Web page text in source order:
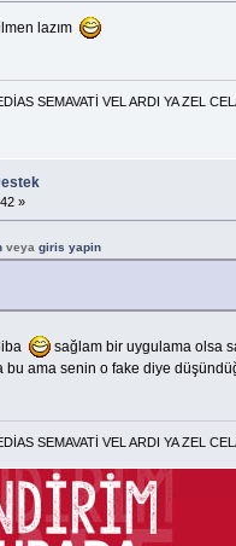
lazım
VEL ARDI YA ZEL CELALİ VEL
»
veya giris yapin
sağlam bir uygulama olsa
ama senin o fake diye
VEL ARDI YA ZEL CELALİ VEL